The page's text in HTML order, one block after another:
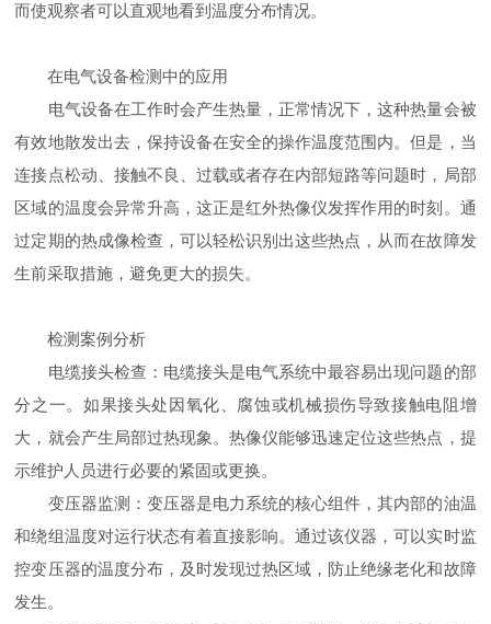
而使观察者可以直观地看到温度分布情况。
在电气设备检测中的应用
电气设备在工作时会产生热量，正常情况下，这种热量会被
有效地散发出去，保持设备在安全的操作温度范围内。但是，当
连接点松动、接触不良、过载或者存在内部短路等问题时，局部
区域的温度会异常升高，这正是红外热像仪发挥作用的时刻。通
过定期的热成像检查，可以轻松识别出这些热点，从而在故障发
生前采取措施，避免更大的损失。
检测案例分析
电缆接头检查：电缆接头是电气系统中最容易出现问题的部
分之一。如果接头处因氧化、腐蚀或机械损伤导致接触电阻增
大，就会产生局部过热现象。热像仪能够迅速定位这些热点，提
示维护人员进行必要的紧固或更换。
变压器监测：变压器是电力系统的核心组件，其内部的油温
和绕组温度对运行状态有着直接影响。通过该仪器，可以实时监
控变压器的温度分布，及时发现过热区域，防止绝缘老化和故障
发生。